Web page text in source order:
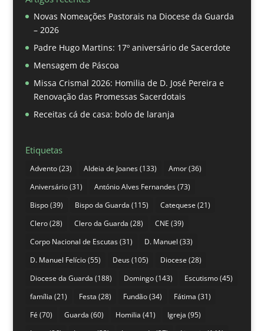
Novas Nomeações Pastorais na Diocese da Guarda
– 2026
Padre Hugo Martins: 17º aniversário de Sacerdote
Mensagem de Páscoa
Missa Crismal 2026: Homilia de D. José Pereira e
Renovação das Promessas Sacerdotais
Receitas cá de casa: bolo de laranja
Etiquetas
Advento(23) Aldeia de Joanes(133) Amor(36)
Aniversário(31) António Alves Fernandes(73)
Bispo(39) Bispo da Guarda (115) Catequese (21)
Clero(28) Clero da Guarda (28) CNE (39)
Corpo Nacional de Escutas(31) D. Manuel (33)
D. Manuel Felício(55) Deus(105) Diocese (28)
Diocese da Guarda (188) Domingo(143) Escutismo(45)
família (21) Festa (28) Fundão(34) Fátima (31)
Fé (70) Guarda (60) Homilia (41) Igreja (95)